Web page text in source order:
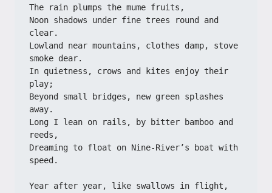
The rain plumps the mume fruits,
Noon shadows under fine trees round and
clear.
Lowland near mountains, clothes damp, stove
smoke dear.
In quietness, crows and kites enjoy their
play;
Beyond small bridges, new green splashes
away.
Long I lean on rails, by bitter bamboo and
reeds,
Dreaming to float on Nine-River’s boat with
speed.
Year after year, like swallows in flight,